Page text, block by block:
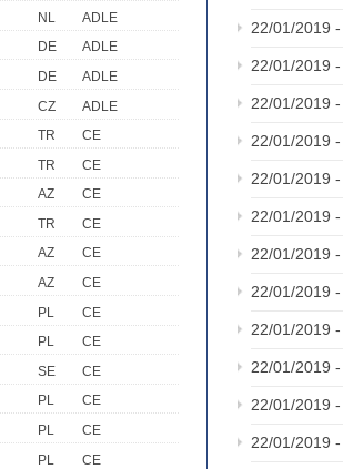
NL
ADLE
DE
ADLE
DE
ADLE
CZ
ADLE
TR
CE
TR
CE
AZ
CE
TR
CE
AZ
CE
AZ
CE
PL
CE
PL
CE
SE
CE
PL
CE
PL
CE
PL
CE
22/01/2019 -
22/01/2019 -
22/01/2019 -
22/01/2019 -
22/01/2019 -
22/01/2019 -
22/01/2019 -
22/01/2019 -
22/01/2019 -
22/01/2019 -
22/01/2019 -
22/01/2019 -